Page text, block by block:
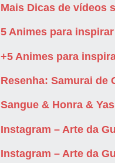
Mais Dicas de vídeos
5 Animes para inspirar
+5 Animes para
Resenha: Samurai de
Sangue & Honra &
Instagram – Arte da
Instagram – Arte da